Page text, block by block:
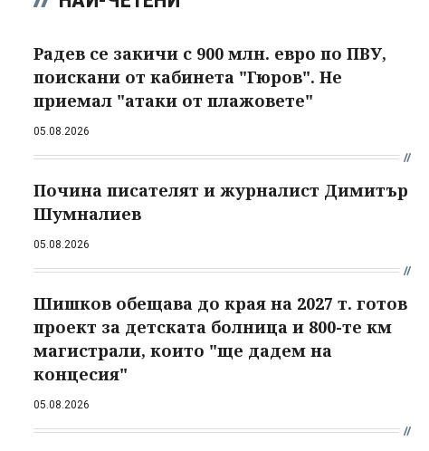
Радев се закичи с 900 млн. евро по ПВУ,
поискани от кабинета "Гюров". Не
приемал "атаки от плажовете"
05.08.2026
Почина писателят и журналист Димитър
Шумналиев
05.08.2026
Шишков обещава до края на 2027 т. готов
проект за детската болница и 800-те км
магистрали, които "ще дадем на
концесия"
05.08.2026